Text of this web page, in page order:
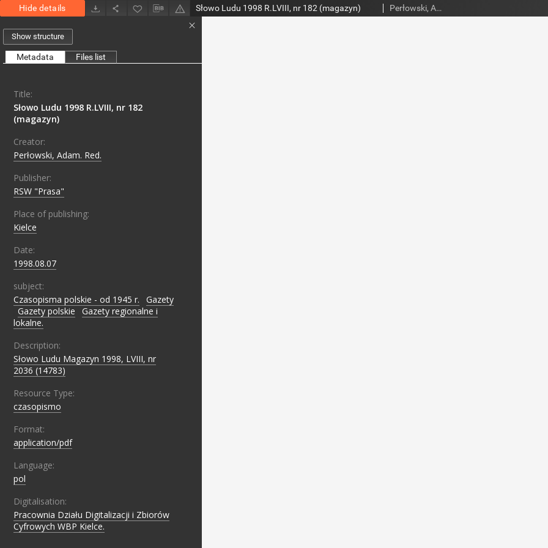
Hide details Słowo Ludu 1998 R.LVIII, nr 182 (magazyn) Perłowski, Adam. Red.
Show structure
Metadata Files list
Title:
Słowo Ludu 1998 R.LVIII, nr 182
(magazyn)
Creator:
Perłowski, Adam. Red.
Publisher:
RSW "Prasa"
Place of publishing:
Kielce
Date:
1998.08.07
subject:
Czasopisma polskie - od 1945 r.
Gazety
Gazety polskie
Gazety regionalne i
lokalne.
Description:
Słowo Ludu Magazyn 1998, LVIII, nr
2036 (14783)
Resource Type:
czasopismo
Format:
application/pdf
Language:
pol
Digitalisation:
Pracownia Działu Digitalizacji i Zbiorów
Cyfrowych WBP Kielce.